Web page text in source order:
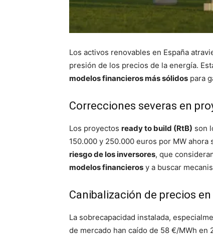
Los activos renovables en España
presión de los precios de la energía.
modelos financieros más sólidos para
Correcciones severas en
Los proyectos ready to build (RtB) son
150.000 y 250.000 euros por MW
riesgo de los inversores, que
modelos financieros y a buscar
Canibalización de precios
La sobrecapacidad instalada,
de mercado han caído de 58 €/MWh